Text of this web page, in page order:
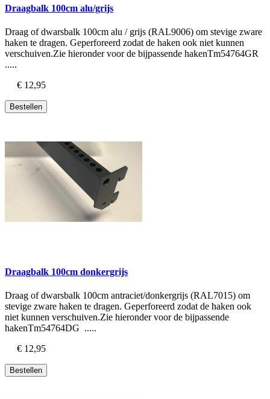
Draagbalk 100cm alu/grijs
Draag of dwarsbalk 100cm alu / grijs (RAL9006) om stevige zware
haken te dragen. Geperforeerd zodat de haken ook niet kunnen
verschuiven.Zie hieronder voor de bijpassende hakenTm54764GR
.....
€ 12,95
Bestellen
Draagbalk 100cm donkergrijs
Draag of dwarsbalk 100cm antraciet/donkergrijs (RAL7015) om
stevige zware haken te dragen. Geperforeerd zodat de haken ook
niet kunnen verschuiven.Zie hieronder voor de bijpassende
hakenTm54764DG .....
€ 12,95
Bestellen